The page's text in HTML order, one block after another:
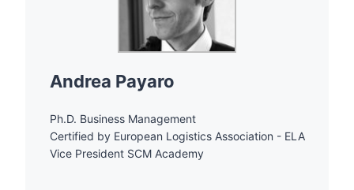
Andrea Payaro
Ph.D. Business Management
Certified by European Logistics Association - ELA
Vice President SCM Academy